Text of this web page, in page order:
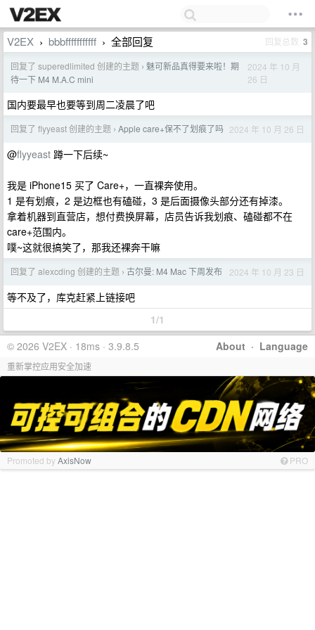
V2EX › bbbfffffffffff › 全部回复 回复总数 3
回复了 superedlimited 创建的主题 › 魅可新品真得要来啦！期
待一下 M4 M.A.C mini
2024 年 10 月
26 日
国内要最早也要等到周二凌晨了吧
回复了 flyyeast 创建的主题 › Apple care+保不了划痕了吗 2024 年 10 月 26 日
@flyyeast 蹲一下后续~
我是 iPhone15 买了 Care+，一直裸奔使用。
1 是有划痕，2 是边框也有磕碰，3 是后面摄像头部分还有掉漆。
拿着机器到直营店，想付费换屏幕，店员告诉我划痕、磕碰都不在
care+范围内。
噗~这就很搞笑了，那我还裸奔干嘛
回复了 alexcding 创建的主题 › 古尔曼: M4 Mac 下周发布 2024 年 10 月 23 日
等不及了，库克赶紧上链接吧
1/1
About · Language
© 2026 V2EX · 18ms · 3.9.8.5
重新掌控应用安全加速
Promoted byAxisNow PRO